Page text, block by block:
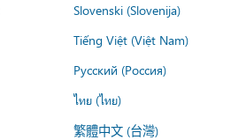
Slovenski (Slovenija)
Tiếng Việt (Việt Nam)
Русский (Россия)
ไทย (ไทย)
繁體中文 (台灣)